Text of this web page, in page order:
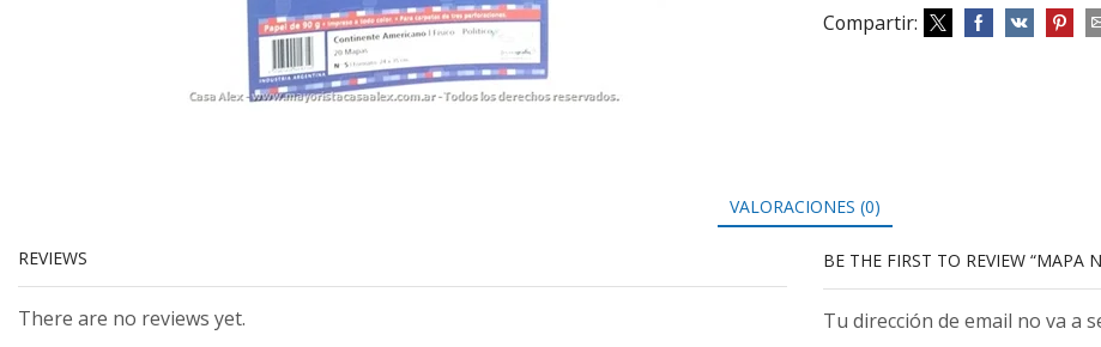
Compartir:
VALORACIONES (0)
REVIEWS
There are no reviews yet.
BE THE FIRST TO REVIEW “MAPA
Tu dirección de email no va a